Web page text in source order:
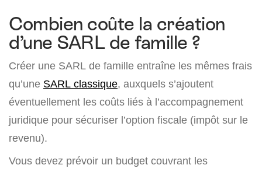
Combien coûte la création
d’une SARL de famille ?
Créer une SARL de famille entraîne les mêmes frais
qu’une SARL classique, auxquels s’ajoutent
éventuellement les coûts liés à l’accompagnement
juridique pour sécuriser l’option fiscale (impôt sur le
revenu).
Vous devez prévoir un budget couvrant les